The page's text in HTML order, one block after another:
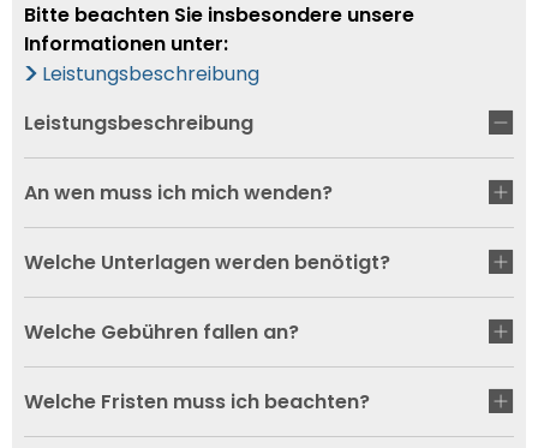
Bitte beachten Sie insbesondere unsere
Informationen unter:
Leistungsbeschreibung
Leistungsbeschreibung
An wen muss ich mich wenden?
Welche Unterlagen werden benötigt?
Welche Gebühren fallen an?
Welche Fristen muss ich beachten?